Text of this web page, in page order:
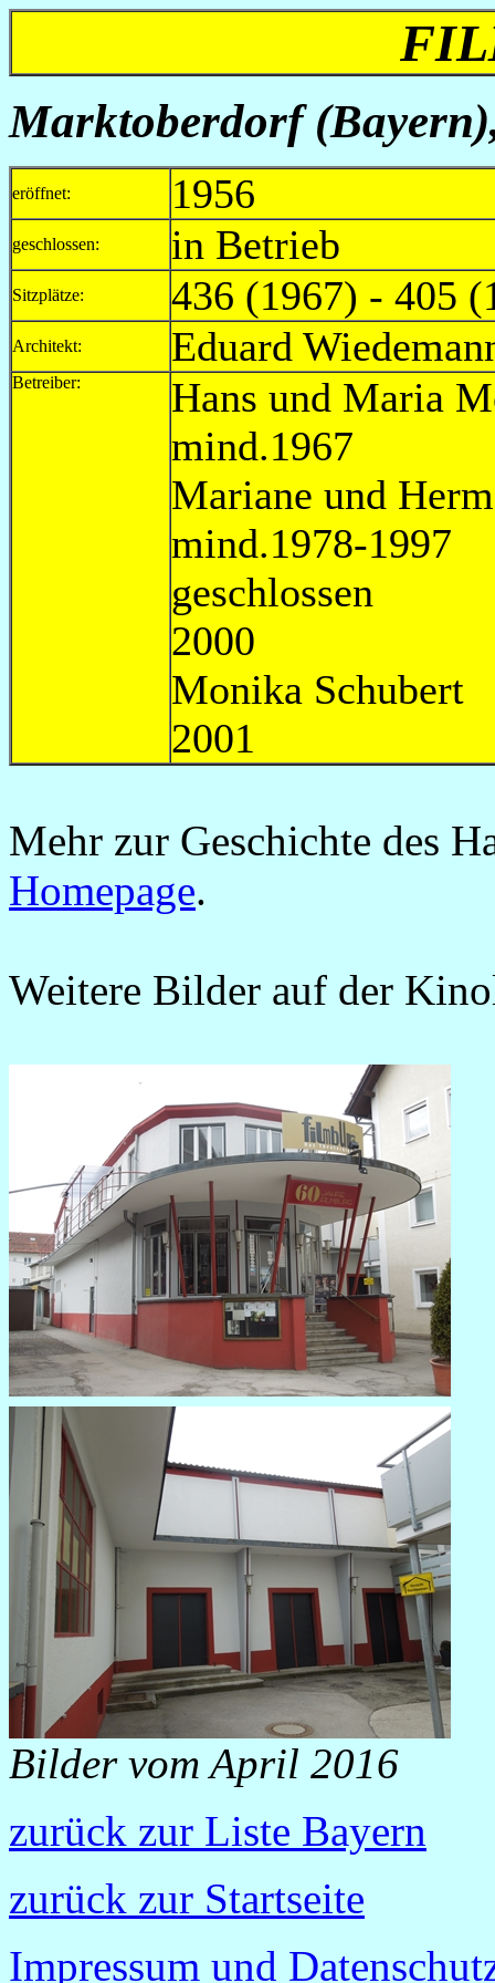
Marktoberdorf
eröffnet: 1956
geschlossen: in Betrieb
Sitzplätze: 436 (1967) - 405
Architekt: Eduard
Betreiber:
Hans und
mind.1967
Mariane
mind.1978-1997
2000
Monika
2001
Mehr zur Geschichte des
Homepage.
Weitere Bilder auf der
Bilder vom April 2016
zurück zur Liste Bayern
zurück zur Startseite
Impressum und